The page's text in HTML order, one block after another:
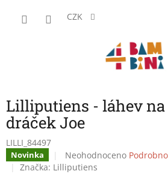
CZK
Lilliputiens - láhev
dráček Joe
LILLI_84497
Novinka
Průměrné
hodnocení
Neohodnoceno
Značka: Lilliputiens